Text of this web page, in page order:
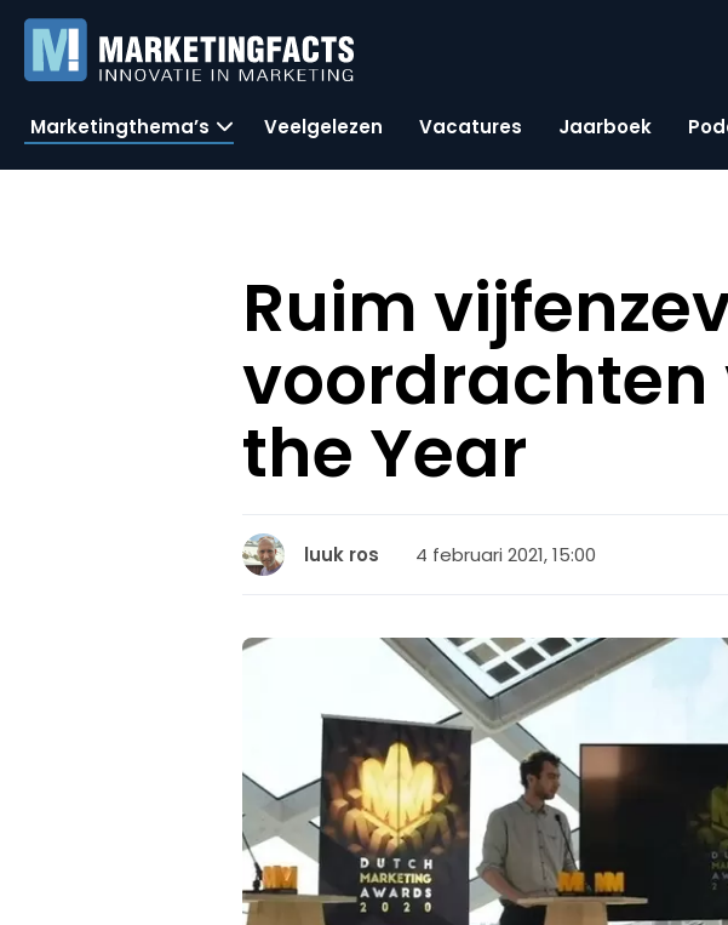
Marketingthema’s Veelgelezen Vacatures Jaarboek
Ruim
voordrachten
the Year
luuk ros 4 februari 2021, 15:00